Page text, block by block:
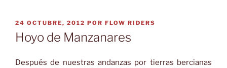
PUBLICADO
EL
24 OCTUBRE, 2012 POR FLOW RIDERS
Hoyo de Manzanares
Después de nuestras andanzas por tierras bercianas